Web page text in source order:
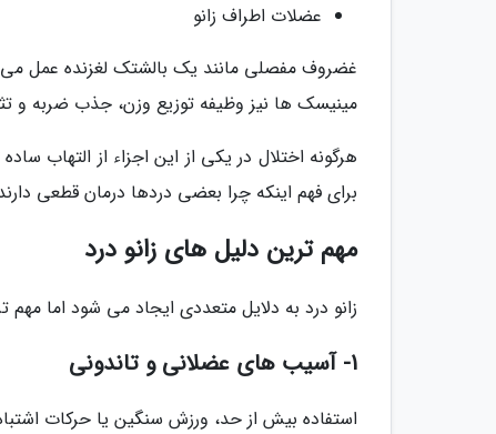
عضلات اطراف زانو
غضروف مفصلی مانند یک بالشتک لغزنده عمل
مینیسک ها نیز وظیفه توزیع وزن، جذب ضربه و
هرگونه اختلال در یکی از این اجزاء از التهاب
برای فهم اینکه چرا بعضی دردها درمان قطعی
مهم ترین دلیل های زانو درد
زانو درد به دلایل متعددی ایجاد می شود اما مهم
1- آسیب های عضلانی و تاندونی
استفاده بیش از حد، ورزش سنگین یا حرکات